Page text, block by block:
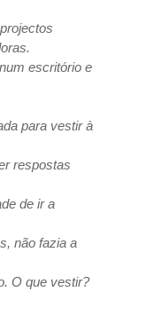
escritório e
para vestir à
respostas
de ir a
não fazia a
O que vestir?